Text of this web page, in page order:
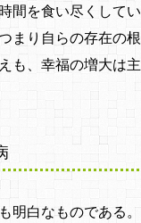
間を食い尽くして
まり自らの存在の
も、幸福の増大は
明白なものである。